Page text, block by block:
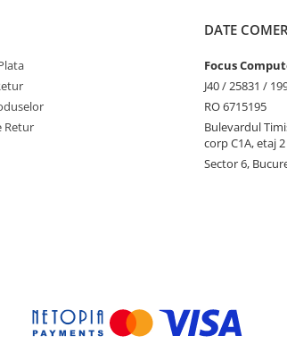
Retur
DATE
Focus
J40 / 25831 /
RO 6715195
Bulevardul
corp C1A, etaj 2
Sector 6,